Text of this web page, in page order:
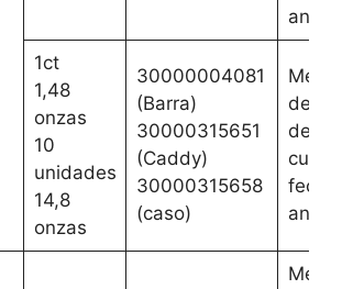
1ct
1,48
onzas
10
unidades
14,8
onzas
30000004081
(Barra)
30000315651
(Caddy)
30000315658
(caso)
del 2
de
fecha